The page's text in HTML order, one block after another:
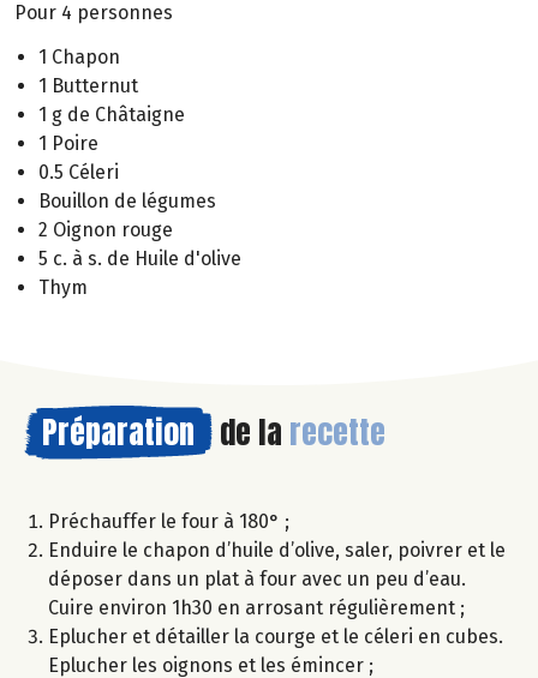
Pour 4 personnes
1 Chapon
1 Butternut
1 g de Châtaigne
1 Poire
0.5 Céleri
Bouillon de légumes
2 Oignon rouge
5 c. à s. de Huile d'olive
Thym
Préparation de la recette
Préchauffer le four à 180° ;
Enduire le chapon d’huile d’olive, saler, poivrer et le
déposer dans un plat à four avec un peu d’eau.
Cuire environ 1h30 en arrosant régulièrement ;
Eplucher et détailler la courge et le céleri en cubes.
Eplucher les oignons et les émincer ;